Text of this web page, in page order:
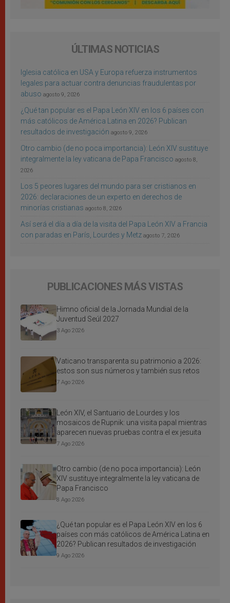
ÚLTIMAS NOTICIAS
Iglesia católica en USA y Europa refuerza instrumentos
legales para actuar contra denuncias fraudulentas por
abuso agosto 9, 2026
¿Qué tan popular es el Papa León XIV en los 6 países con
más católicos de América Latina en 2026? Publican
resultados de investigación agosto 9, 2026
Otro cambio (de no poca importancia): León XIV sustituye
integralmente la ley vaticana de Papa Francisco agosto 8,
2026
Los 5 peores lugares del mundo para ser cristianos en
2026: declaraciones de un experto en derechos de
minorías cristianas agosto 8, 2026
Así será el día a día de la visita del Papa León XIV a Francia
con paradas en París, Lourdes y Metz agosto 7, 2026
PUBLICACIONES MÁS VISTAS
Himno oficial de la Jornada Mundial de la
Juventud Seúl 2027
3 Ago 2026
Vaticano transparenta su patrimonio a 2026:
estos son sus números y también sus retos
7 Ago 2026
León XIV, el Santuario de Lourdes y los
mosaicos de Rupnik: una visita papal mientras
aparecen nuevas pruebas contra el ex jesuita
7 Ago 2026
Otro cambio (de no poca importancia): León
XIV sustituye integralmente la ley vaticana de
Papa Francisco
8 Ago 2026
¿Qué tan popular es el Papa León XIV en los 6
países con más católicos de América Latina en
2026? Publican resultados de investigación
9 Ago 2026